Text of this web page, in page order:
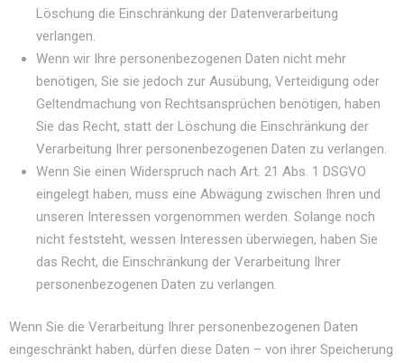
Löschung die Einschränkung der Datenverarbeitung
verlangen.
Wenn wir Ihre personenbezogenen Daten nicht mehr
benötigen, Sie sie jedoch zur Ausübung, Verteidigung oder
Geltendmachung von Rechtsansprüchen benötigen, haben
Sie das Recht, statt der Löschung die Einschränkung der
Verarbeitung Ihrer personenbezogenen Daten zu verlangen.
Wenn Sie einen Widerspruch nach Art. 21 Abs. 1 DSGVO
eingelegt haben, muss eine Abwägung zwischen Ihren und
unseren Interessen vorgenommen werden. Solange noch
nicht feststeht, wessen Interessen überwiegen, haben Sie
das Recht, die Einschränkung der Verarbeitung Ihrer
personenbezogenen Daten zu verlangen.
Wenn Sie die Verarbeitung Ihrer personenbezogenen Daten
eingeschränkt haben, dürfen diese Daten – von ihrer Speicherung